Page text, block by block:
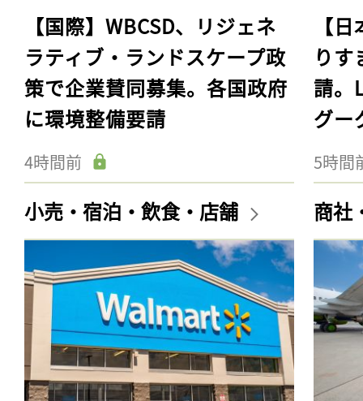
【国際】WBCSD、リジェネ
ラティブ・ランドスケープ政
策で企業賛同募集。各国政府
に環境整備要請
4時間前
【
り
請。
グー
5時間
小売・宿泊・飲食・店舗 商社